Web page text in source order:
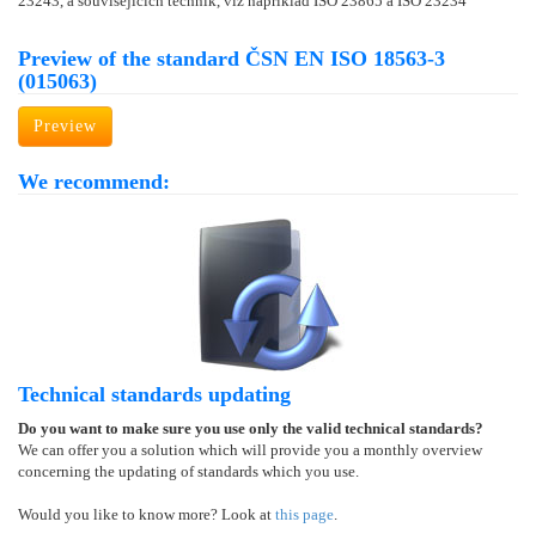
Preview of the standard ČSN EN ISO 18563-3
(015063)
Preview
We recommend:
Technical standards updating
Do you want to make sure you use only the valid technical standards?
We can offer you a solution which will provide you a monthly overview
concerning the updating of standards which you use.
Would you like to know more? Look at this page.